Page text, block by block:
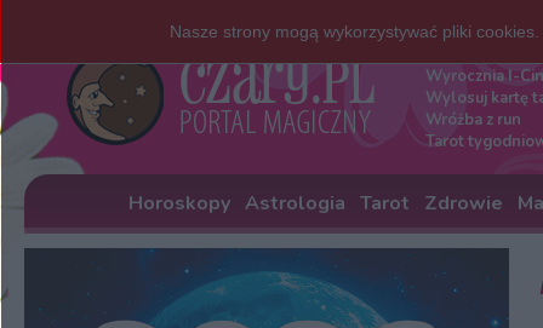
Darmowe
Wyrocznia I-
Wylosuj kartę
Wróżba z run
Tarot
Horoskopy Astrologia Tarot Zdrowie
Nasze strony mogą wykorzystywać pliki cookies.